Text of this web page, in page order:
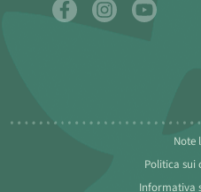
Note
Politica sui
Informativa